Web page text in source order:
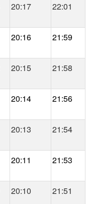
20:17 22:01
20:16 21:59
20:15 21:58
20:14 21:56
20:13 21:54
20:11 21:53
20:10 21:51